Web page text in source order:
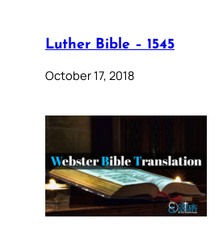
Luther Bible – 1545
October 17, 2018